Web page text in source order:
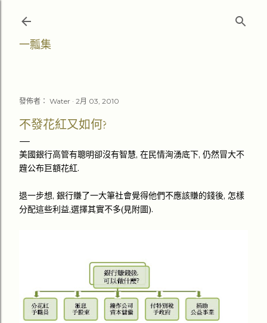
一瓢集
發佈者： Water 2月 03, 2010
不發花紅又如何?
美國銀行高管有聰明卻沒有智慧, 在民情洶湧底下, 仍然冒大不
韙公布巨額花紅.
退一步想, 銀行賺了一大筆社會覺得他們不應該賺的錢後, 怎樣
分配這些利益,選擇其實不多(見附圖).